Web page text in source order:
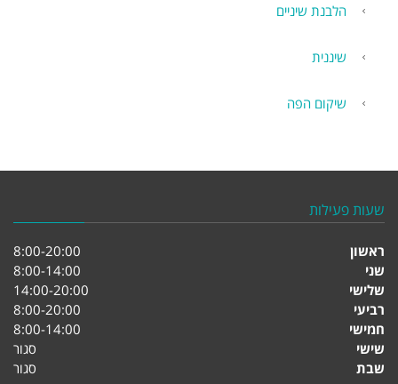
הלבנת שיניים
שיננית
שיקום הפה
שעות פעילות
ראשון
8:00-20:00
שני
8:00-14:00
שלישי
14:00-20:00
רביעי
8:00-20:00
חמישי
8:00-14:00
שישי
סגור
שבת
סגור